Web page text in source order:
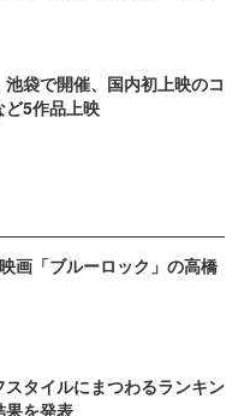
池袋で開催、国内初上映のコ
ど5作品上映
画「ブルーロック」の高橋
タイルにまつわるランキン
果を発表